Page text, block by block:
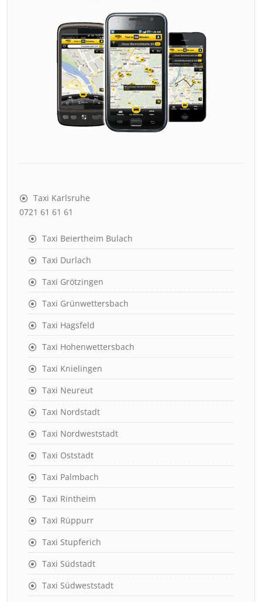
Taxi Karlsruhe
0721 61 61 61
Taxi Beiertheim Bulach
Taxi Durlach
Taxi Grötzingen
Taxi Grünwettersbach
Taxi Hagsfeld
Taxi Hohenwettersbach
Taxi Knielingen
Taxi Neureut
Taxi Nordstadt
Taxi Nordweststadt
Taxi Oststadt
Taxi Palmbach
Taxi Rintheim
Taxi Rüppurr
Taxi Stupferich
Taxi Südstadt
Taxi Südweststadt